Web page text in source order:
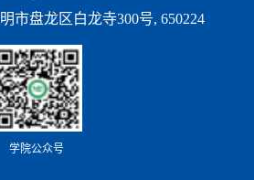
市盘龙区白龙寺300号, 650224
学院公众号